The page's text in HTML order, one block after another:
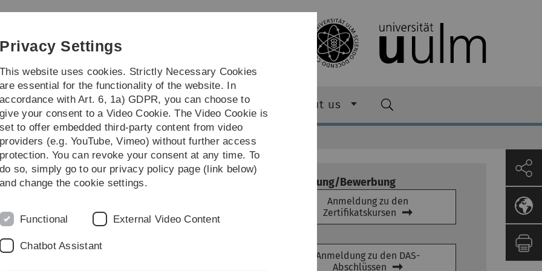
Skip
Skip
Skip
Skip
Continuing education formats Projects About us
und Evaluation
oder Online-Lernangeboten ist es wichtig, über
und Statistik zu verfügen, um neueste
auch langfristig in die Weiterbildung
in der Lage sein, kleinere empirische Arbeiten
Weiterbildung, Eigenschaften potentieller
Maßnahmen zu erfassen. Im Modul „Einführung in
Anmeldung/Bewerbung
Anmeldung zu den
Zertifikatskursen
Anmeldung zu den DAS-
Abschlüssen
Privacy Settings
This website uses cookies. Strictly Necessary Cookies
are essential for the functionality of the website. In
accordance with Art. 6, 1a) GDPR, you can choose to
give your consent to a Video Cookie. The Video Cookie is
set to offer embedded third-party content from video
providers (e.g. YouTube, Vimeo) without further access
protection. You can revoke your consent at any time. To
do so, simply go to our privacy policy page (link below)
and change the cookie settings.
Functional External Video Content
Chatbot Assistant